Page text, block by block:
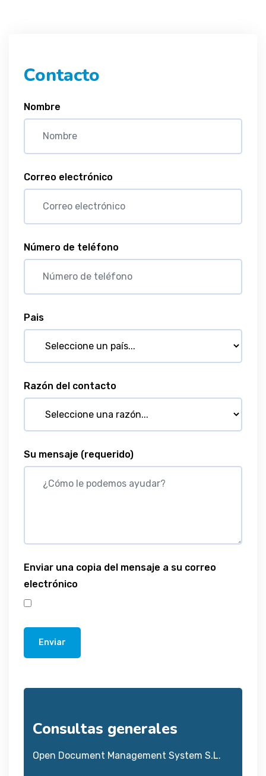
Contacto
Nombre
Correo electrónico
Número de teléfono
Pais
Razón del contacto
Su mensaje (requerido)
Enviar una copia del mensaje a su correo
electrónico
Enviar
Consultas generales
Open Document Management System S.L.